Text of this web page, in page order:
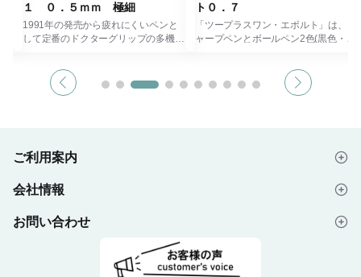
１ ０．５ｍｍ 極細
1991年の発売から疲れにくいペンと
して定番のドクターグリップの多機能
で色分けして書き込めば、内容が一目
で分かりやすくなります。 シャープ
のボールペンと0.5mmのシャープペン
シルの機構を搭載したモデルとなりま
オススメです。
ト０．７
「ツープラスワン・エボルト」は、シ
ャープペンとボールペン2色(黒色・赤
アルマイト加工を施したアルミボディ
が美しく輝き、あなたの手元を美しく
またスマートなフォルムはビジネスユ
普段使いから大切な人へのちょっとし
ご利用案内
はじめての方へ
ご注文の流れ
デザイン入稿データについて
会社情報
会社概要
プライバシーポリシー
お問い合わせ